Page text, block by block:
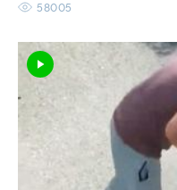
58005